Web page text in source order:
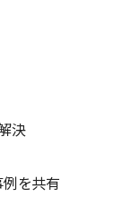
決
を共有